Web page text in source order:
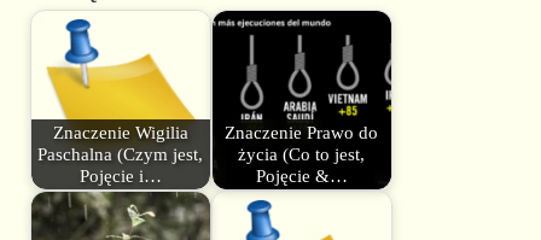
Znaczenie Wigilia
Paschalna (Czym jest,
Pojęcie i…
Znaczenie Prawo do
życia (Co to jest,
Pojęcie &…